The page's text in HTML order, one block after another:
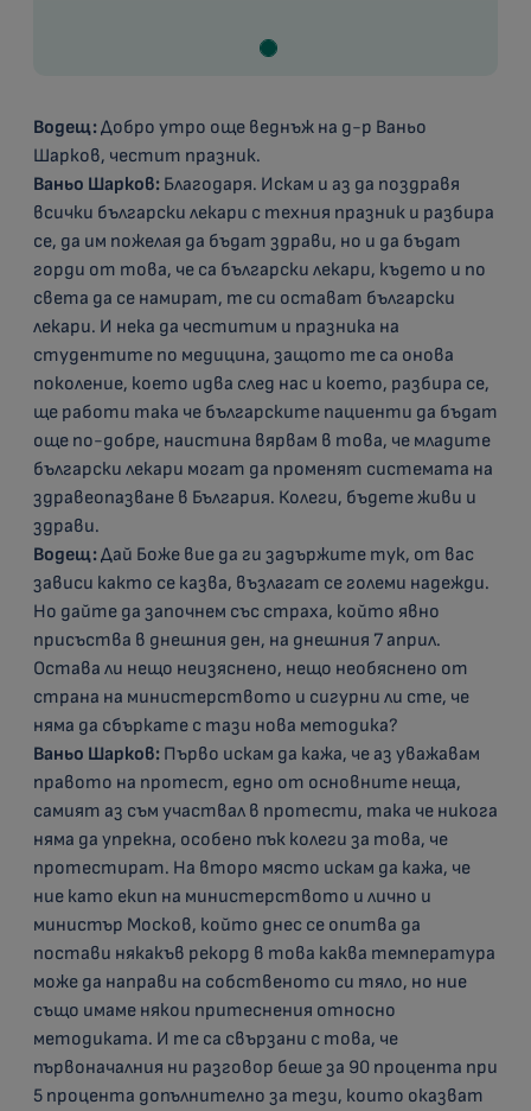
Водещ:Добро утро още веднъж на д-р Ваньо
Шарков, честит празник.
Ваньо Шарков: Благодаря. Искам и аз да поздравя
всички български лекари с техния празник и разбира
се, да им пожелая да бъдат здрави, но и да бъдат
горди от това, че са български лекари, където и по
света да се намират, те си остават български
лекари. И нека да честитим и празника на
студентите по медицина, защото те са онова
поколение, което идва след нас и което, разбира се,
ще работи така че българските пациенти да бъдат
още по-добре, наистина вярвам в това, че младите
български лекари могат да променят системата на
здравеопазване в България. Колеги, бъдете живи и
здрави.
Водещ:Дай Боже вие да ги задържите тук, от вас
зависи както се казва, възлагат се големи надежди.
Но дайте да започнем със страха, който явно
присъства в днешния ден, на днешния 7 април.
Остава ли нещо неизяснено, нещо необяснено от
страна на министерството и сигурни ли сте, че
няма да сбъркате с тази нова методика?
Ваньо Шарков: Първо искам да кажа, че аз уважавам
правото на протест, едно от основните неща,
самият аз съм участвал в протести, така че никога
няма да упрекна, особено пък колеги за това, че
протестират. На второ място искам да кажа, че
ние като екип на министерството и лично и
министър Москов, който днес се опитва да
постави някакъв рекорд в това каква температура
може да направи на собственото си тяло, но ние
също имаме някои притеснения относно
методиката. И те са свързани с това, че
първоначалния ни разговор беше за 90 процента при
5 процента допълнително за тези, които оказват